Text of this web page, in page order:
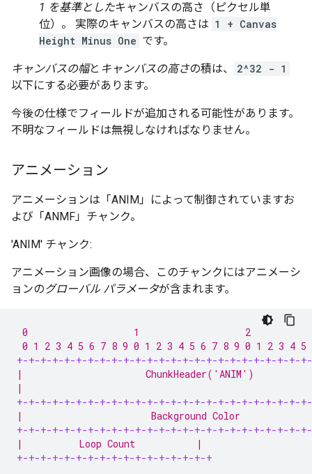
1 を基準としたキャンバスの高さ（ピクセル単
位）。 実際のキャンバスの高さは 1 + Canvas
Height Minus One です。
キャンバスの幅と キャンバスの高さの積は、
2^32 - 1
以下にする必要があります。
今後の仕様でフィールドが追加される可能性があります。
不明なフィールドは無視しなければなりません。
アニメーション
アニメーションは「ANIM」によって制御されていますお
よび「ANMF」チャンク。
'ANIM' チャンク:
アニメーション画像の場合、このチャンクにはアニメーシ
ョンのグローバル パラメータが含まれます。
0                   1                   2
0 1 2 3 4 5 6 7 8 9 0 1 2 3 4 5 6 7 8 9 0 1 2 3 4 5
+-+-+-+-+-+-+-+-+-+-+-+-+-+-+-+-+-+-+-+-+-+-+-+-
|                      ChunkHeader('ANIM')
|
+-+-+-+-+-+-+-+-+-+-+-+-+-+-+-+-+-+-+-+-+-+-+-+-
|                       Background Color
+-+-+-+-+-+-+-+-+-+-+-+-+-+-+-+-+-+-+-+-+-+-+-+-
|          Loop Count           |
+-+-+-+-+-+-+-+-+-+-+-+-+-+-+-+-+